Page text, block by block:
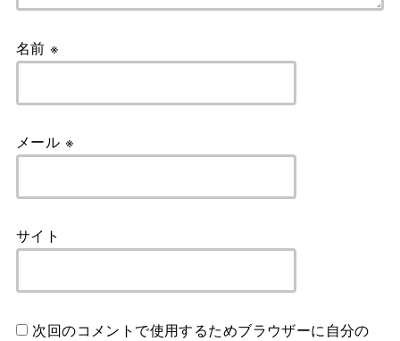
名前※
メール ※
サイト
次回のコメントで使用するためブラウザーに自分の